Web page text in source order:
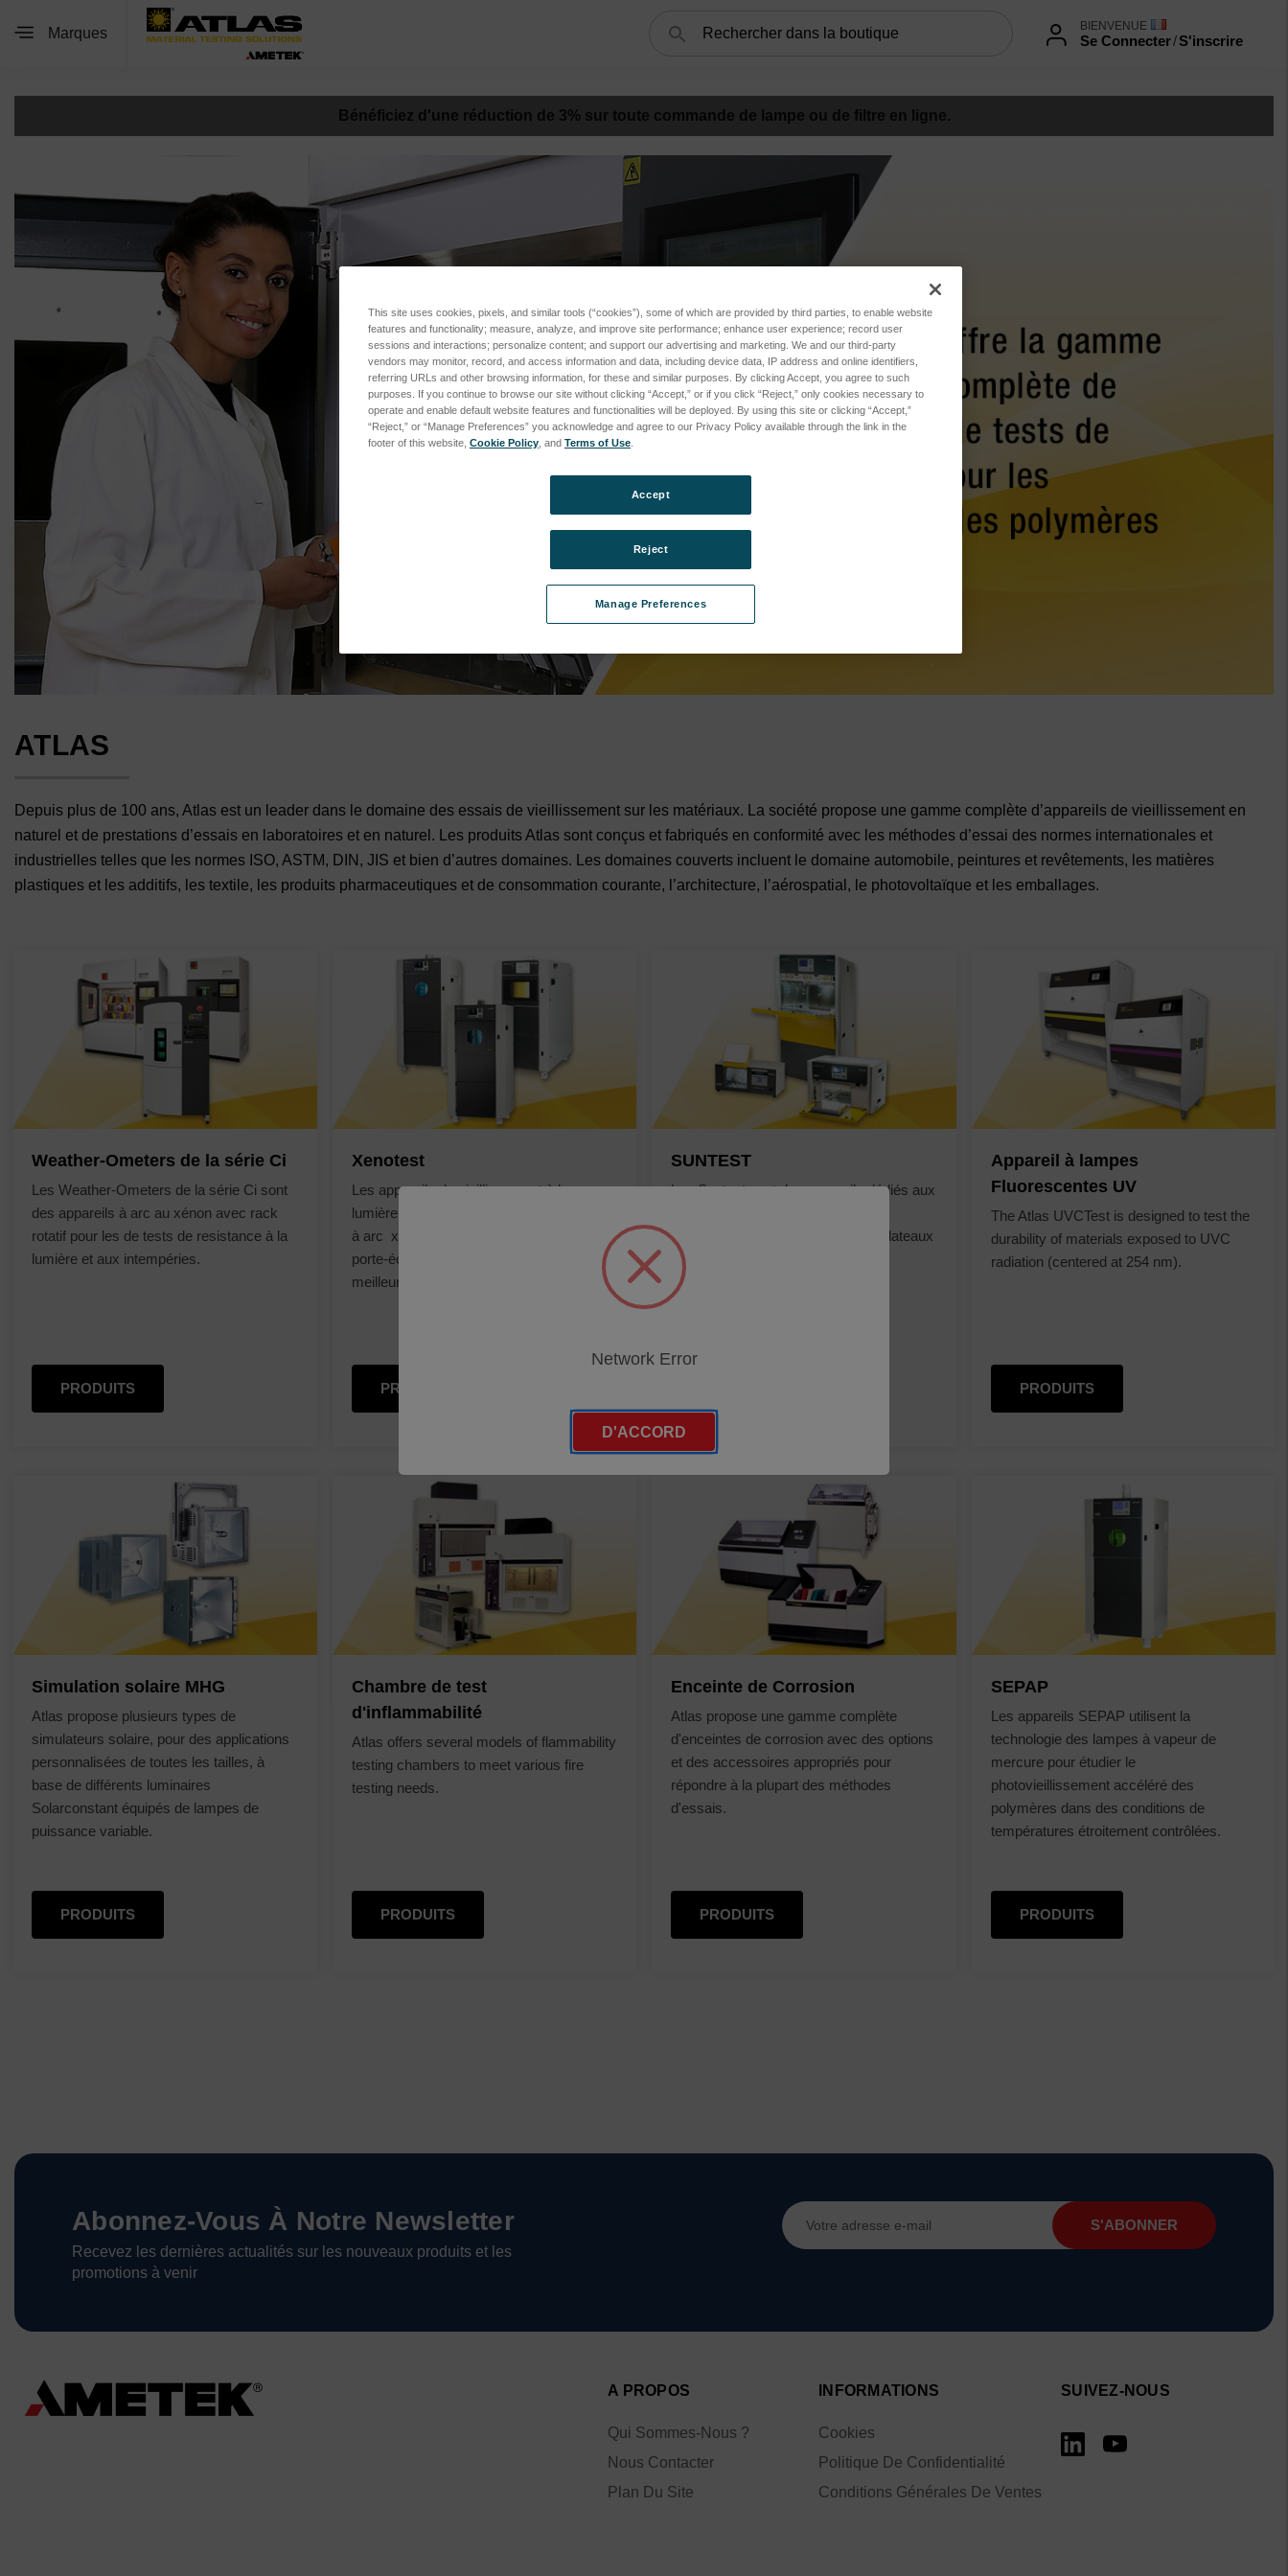
Marques BIENVENUE
Se Connecter/S'inscrire
Bénéficiez d'une réduction de 3% sur toute commande de lampe ou de filtre en ligne.
ATLAS
Depuis plus de 100 ans, Atlas est un leader dans le domaine des essais de vieillissement sur les matériaux. La société propose une gamme complète d’appareils de vieillissement en
naturel et de prestations d’essais en laboratoires et en naturel. Les produits Atlas sont conçus et fabriqués en conformité avec les méthodes d’essai des normes internationales et
industrielles telles que les normes ISO, ASTM, DIN, JIS et bien d’autres domaines. Les domaines couverts incluent le domaine automobile, peintures et revêtements, les matières
plastiques et les additifs, les textile, les produits pharmaceutiques et de consommation courante, l’architecture, l’aérospatial, le photovoltaïque et les emballages.
Weather-Ometers de la série Ci
Les Weather-Ometers de la série Ci sont
des appareils à arc au xénon avec rack
rotatif pour les de tests de resistance à la
lumière et aux intempéries.
PRODUITS
Xenotest
Les appareils de vieillissement à la
lumière Xenotest sont équipés de lampes
à arc xénon refroidies par air et d'un rack
porte-échantillons rotatif pour une
meilleure uniformité.
PRODUITS
SUNTEST
Les Suntest sont des appareils dédiés aux
photostabilité. Ils sont équipés de plateaux
à exposition statique.
Appareil à lampes
Fluorescentes UV
The Atlas UVCTest is designed to test the
durability of materials exposed to UVC
radiation (centered at 254 nm).
PRODUITS
Simulation solaire MHG
Atlas propose plusieurs types de
simulateurs solaire, pour des applications
personnalisées de toutes les tailles, à
base de différents luminaires
Solarconstant équipés de lampes de
puissance variable.
PRODUITS
Chambre de test
d'inflammabilité
Atlas offers several models of flammability
testing chambers to meet various fire
testing needs.
PRODUITS
Enceinte de Corrosion
Atlas propose une gamme complète
d'enceintes de corrosion avec des options
et des accessoires appropriés pour
répondre à la plupart des méthodes
d'essais.
PRODUITS
SEPAP
Les appareils SEPAP utilisent la
technologie des lampes à vapeur de
mercure pour étudier le
photovieillissement accéléré des
polymères dans des conditions de
températures étroitement contrôlées.
PRODUITS
Abonnez-Vous À Notre Newsletter
Recevez les dernières actualités sur les nouveaux produits et les
promotions à venir
Adresse
e-
A PROPOS
Qui Sommes-Nous ?
Nous Contacter
Plan Du Site
INFORMATIONS
Cookies
Politique De Confidentialité
Conditions Générales De Ventes
SUIVEZ-NOUS
This site uses cookies, pixels, and similar tools (“cookies”), some of which are provided by third parties, to enable website
features and functionality; measure, analyze, and improve site performance; enhance user experience; record user
sessions and interactions; personalize content; and support our advertising and marketing. We and our third-party
vendors may monitor, record, and access information and data, including device data, IP address and online identifiers,
referring URLs and other browsing information, for these and similar purposes. By clicking Accept, you agree to such
purposes. If you continue to browse our site without clicking “Accept,” or if you click “Reject,” only cookies necessary to
operate and enable default website features and functionalities will be deployed. By using this site or clicking “Accept,”
“Reject,” or “Manage Preferences” you acknowledge and agree to our Privacy Policy available through the link in the
footer of this website, Cookie Policy , and Terms of Use
Manage Preferences
Reject
Accept
Network Error
D'ACCORD